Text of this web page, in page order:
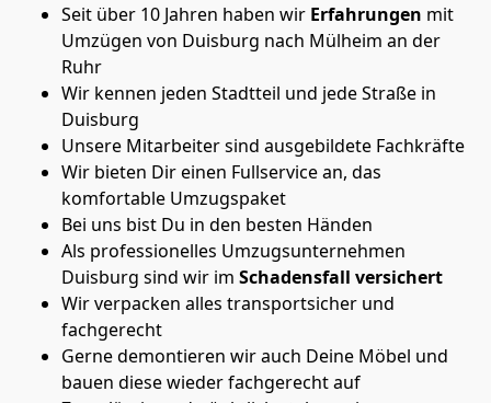
Seit über 10 Jahren haben wir Erfahrungen mit
Umzügen von Duisburg nach Mülheim an der
Ruhr
Wir kennen jeden Stadtteil und jede Straße in
Duisburg
Unsere Mitarbeiter sind ausgebildete Fachkräfte
Wir bieten Dir einen Fullservice an, das
komfortable Umzugspaket
Bei uns bist Du in den besten Händen
Als professionelles Umzugsunternehmen
Duisburg sind wir im Schadensfall versichert
Wir verpacken alles transportsicher und
fachgerecht
Gerne demontieren wir auch Deine Möbel und
bauen diese wieder fachgerecht auf